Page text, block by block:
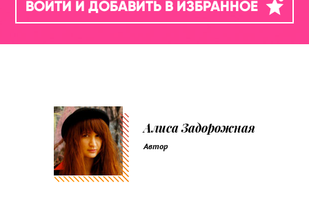
ВОЙТИ И ДОБАВИТЬ В ИЗБРАННОЕ
Алиса Задорожная
Автор